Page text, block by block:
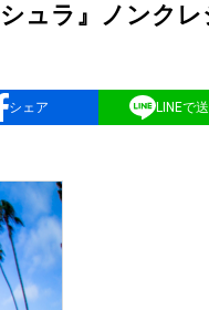
ュラ』ノンク
シェア LINEで